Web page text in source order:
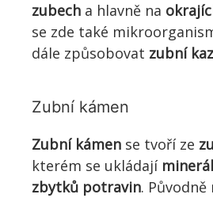
zubech a hlavně na
se zde také
dále způsobovat zubní kaz
Zubní kámen
Zubní kámen se tvoří ze
kterém se ukládají
zbytků potravin. Původně